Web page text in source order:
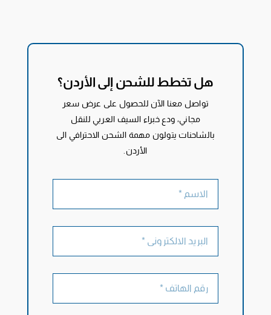
هل تخطط للشحن إلى الأردن؟
تواصل معنا الآن للحصول على عرض سعر
مجاني، ودع خبراء السيف العربي للنقل
بالشاحنات يتولون مهمة الشحن الاحترافي الى
الأردن.